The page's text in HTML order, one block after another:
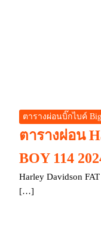
ตารางผ่อนบิ๊กไบค์
ตารางผ่อน
BOY 114
Harley Davidson
[…]